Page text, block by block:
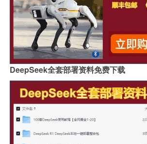
DeepSeek全套部署资料免费下载